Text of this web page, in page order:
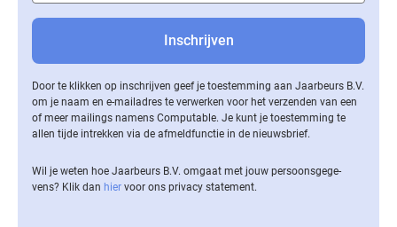
Door te klikken op inschrijven geef je toestemming aan Jaarbeurs B.V.
om je naam en e-mailadres te verwerken voor het verzenden van een
of meer mailings namens Computable. Je kunt je toestemming te
allen tijde intrekken via de af­meld­func­tie in de nieuwsbrief.
Wil je weten hoe Jaarbeurs B.V. omgaat met jouw per­soons­ge­ge­
vens? Klik dan hier voor ons privacy statement.